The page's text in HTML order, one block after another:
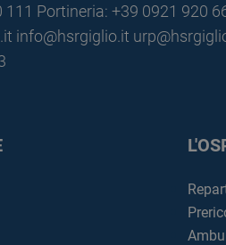
111 Portineria: +39 0921 920
info@hsrgiglio.it